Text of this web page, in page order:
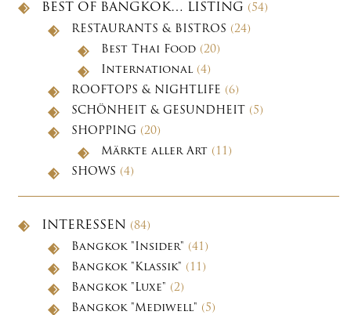
BEST OF BANGKOK… LISTING (54)
RESTAURANTS & BISTROS (24)
Best Thai Food (20)
International (4)
ROOFTOPS & NIGHTLIFE (6)
SCHÖNHEIT & GESUNDHEIT (5)
SHOPPING (20)
Märkte aller Art (11)
SHOWS (4)
INTERESSEN (84)
Bangkok "Insider" (41)
Bangkok "Klassik" (11)
Bangkok "Luxe" (2)
Bangkok "Mediwell" (5)